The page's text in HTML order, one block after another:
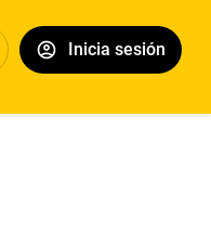
Inicia sesión